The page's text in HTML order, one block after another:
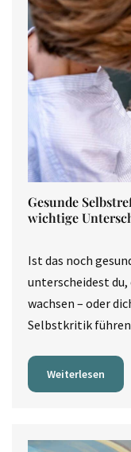
Gesunde
wichtige
Ist das noch
unterscheidest du,
wachsen – oder
Selbstkritik
Weiterlesen